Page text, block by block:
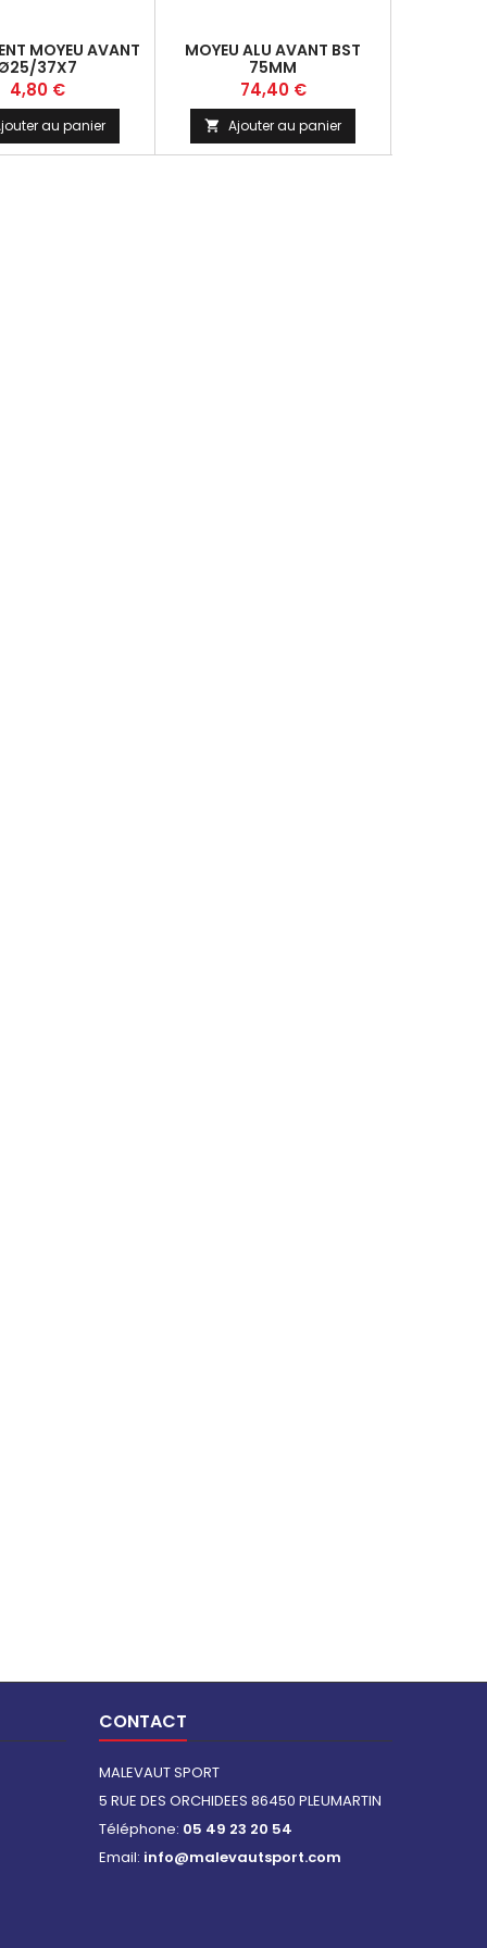
MOYEU AVANT
37X7
Prix
4,80 €
au panier
MOYEU ALU AVANT BST
75MM
Prix
74,40 €
 Ajouter au panier
CONTACT
MALEVAUT SPORT
5 RUE DES ORCHIDEES 86450 PLEUMARTIN
Téléphone: 05 49 23 20 54
Email: info@malevautsport.com